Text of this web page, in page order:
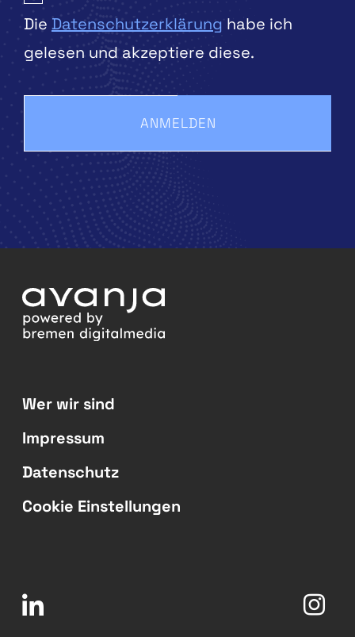
Die Datenschutzerklärung habe ich
gelesen und akzeptiere diese.
ANMELDEN
Wer wir sind
Impressum
Datenschutz
Cookie Einstellungen